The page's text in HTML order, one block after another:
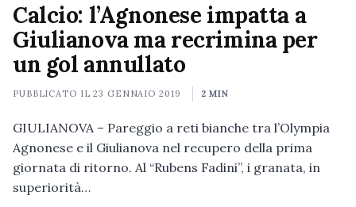
Calcio: l’Agnonese impatta a
Giulianova ma recrimina per
un gol annullato
PUBBLICATO IL23 GENNAIO 2019 2 MIN
GIULIANOVA – Pareggio a reti bianche tra l’Olympia
Agnonese e il Giulianova nel recupero della prima
giornata di ritorno. Al “Rubens Fadini”, i granata, in
superiorità…